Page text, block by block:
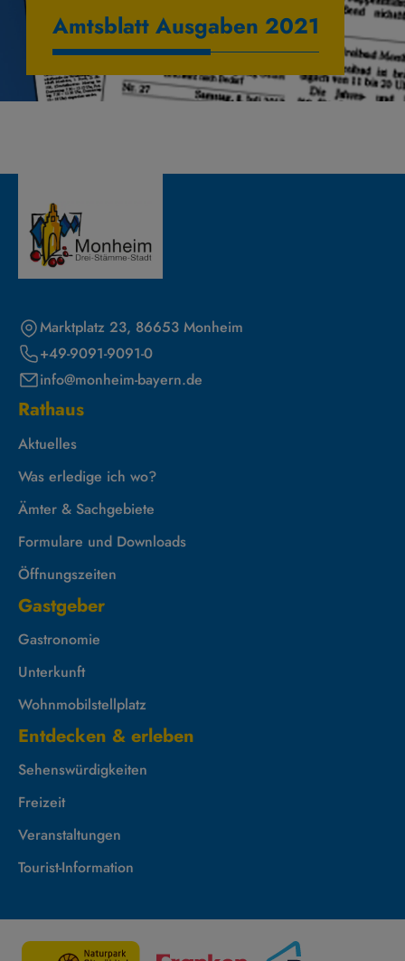
Amtsblatt Ausgaben 2021
Marktplatz 23, 86653 Monheim
+49-9091-9091-0
info@monheim-bayern.de
Rathaus
Aktuelles
Was erledige ich wo?
Ämter & Sachgebiete
Formulare und Downloads
Öffnungszeiten
Gastgeber
Gastronomie
Unterkunft
Wohnmobilstellplatz
Entdecken & erleben
Sehenswürdigkeiten
Freizeit
Veranstaltungen
Tourist-Information